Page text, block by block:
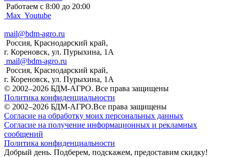
Работаем c 8:00 до 20:00
Max Youtube
mail@bdm-agro.ru
Россия, Краснодарский край,
г. Кореновск, ул. Пурыхина, 1А
mail@bdm-agro.ru
Россия, Краснодарский край,
г. Кореновск, ул. Пурыхина, 1А
© 2002–2026 БДМ-АГРО. Все права защищены
Политика конфиденциальности
© 2002–2026 БДМ-АГРО.Все права защищены
Согласие на обработку моих персональных данных
Согласие на получение информационных и рекламных
сообщений
Политика конфиденциальности
Добрый день. Подберем, подскажем, предоставим скидку!